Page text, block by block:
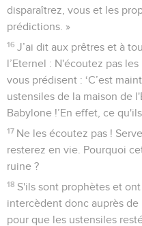
disparaîtrez, vous et les
prédictions. »
16 J’ai dit aux prêtres et à
l’Eternel : N'écoutez pas
vous prédisent : ‘C’est
ustensiles de la maison de
Babylone !’En effet, ce
17 Ne les écoutez pas !
resterez en vie. Pourquoi
ruine ?
18 S'ils sont prophètes et
intercèdent donc auprès de
pour que les ustensiles